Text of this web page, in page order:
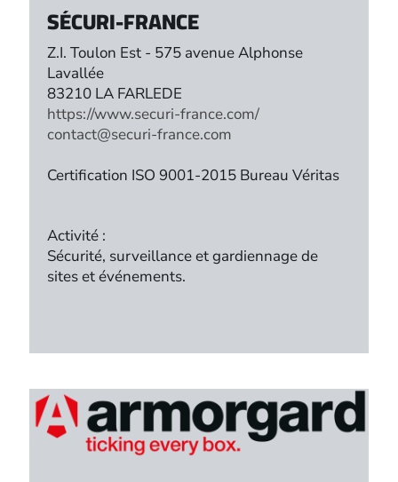
SÉCURI-FRANCE
Z.I. Toulon Est - 575 avenue Alphonse
Lavallée
83210 LA FARLEDE
https://www.securi-france.com/
contact@securi-france.com
Certification ISO 9001-2015 Bureau Véritas
Activité :
Sécurité, surveillance et gardiennage de
sites et événements.